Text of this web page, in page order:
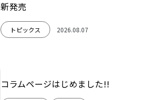
新発売
トピックス 2026.08.07
コラムページはじめました!!